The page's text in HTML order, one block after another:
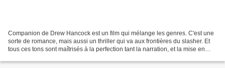
Companion de Drew Hancock est un film qui mélange les genres. C'est une
sorte de romance, mais aussi un thriller qui va aux frontières du slasher. Et
tous ces tons sont maîtrisés à la perfection tant la narration, et la mise en